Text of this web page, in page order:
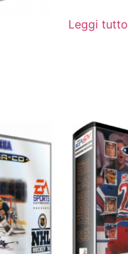
Leggi tutto